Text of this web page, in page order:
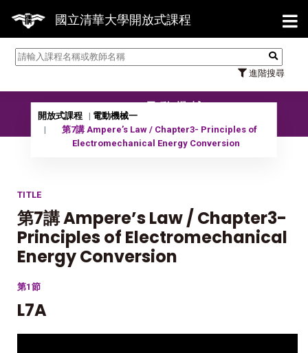
國立清華大學開放式課程
進階搜尋
【7/
10302 電動機械一
開放式課程
電動機械一
第7講 Ampere’s Law / Chapter3- Principles of
Electromechanical Energy Conversion
TITLE
第7講 Ampere’s Law / Chapter3-
Principles of Electromechanical
Energy Conversion
第1節
L7A